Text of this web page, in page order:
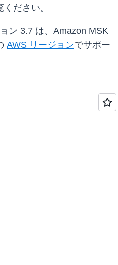
ください。
ン 3.7 は、Amazon MSK
AWS リージョンでサポー